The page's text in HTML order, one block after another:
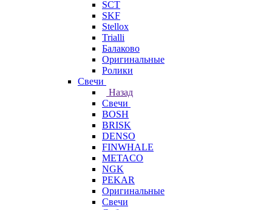
SCT
SKF
Stellox
Trialli
Балаково
Оригинальные
Ролики
Свечи
Назад
Свечи
BOSH
BRISK
DENSO
FINWHALE
METACO
NGK
PEKAR
Оригинальные
Свечи